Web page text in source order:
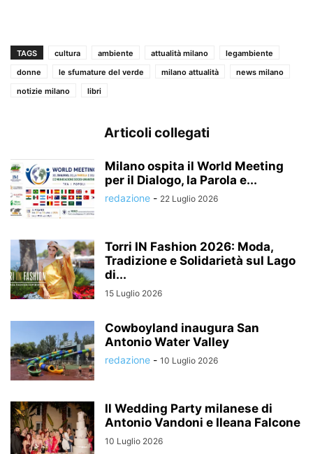
TAGS cultura ambiente attualità milano
legambiente
donne
le sfumature del verde milano attualità
news milano
notizie milano
libri
Articoli collegati
Milano ospita il World Meeting
per il Dialogo, la Parola e...
redazione - 22 Luglio 2026
Torri IN Fashion 2026: Moda,
Tradizione e Solidarietà sul Lago
di...
15 Luglio 2026
Cowboyland inaugura San
Antonio Water Valley
redazione - 10 Luglio 2026
Il Wedding Party milanese di
Antonio Vandoni e Ileana Falcone
10 Luglio 2026